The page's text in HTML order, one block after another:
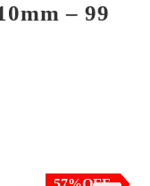
– 99